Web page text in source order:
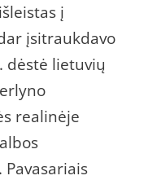
į
įsitraukdavo
dėstė lietuvių
realinėje
Pavasariais